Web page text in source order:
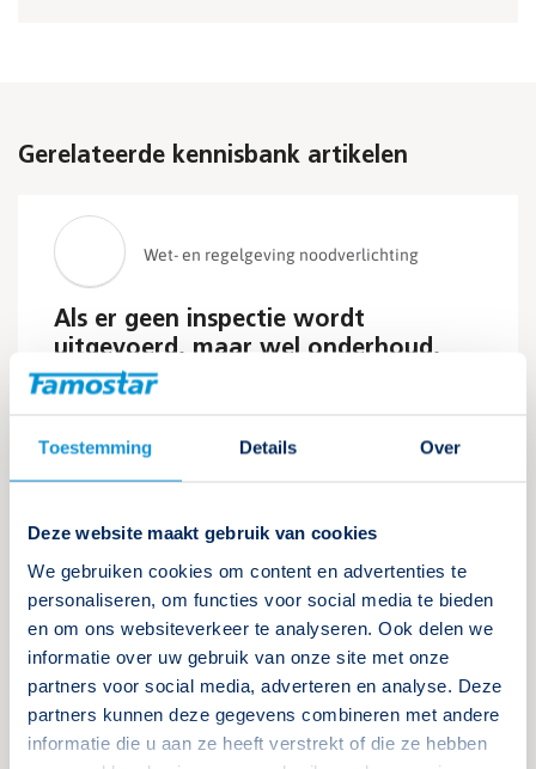
Toestemming Details Over
Deze website maakt gebruik van cookies
We gebruiken cookies om content en advertenties te
personaliseren, om functies voor social media te bieden
en om ons websiteverkeer te analyseren. Ook delen we
informatie over uw gebruik van onze site met onze
partners voor social media, adverteren en analyse. Deze
partners kunnen deze gegevens combineren met andere
informatie die u aan ze heeft verstrekt of die ze hebben
Gerelateerde kennisbank artikelen
Wet- en regelgeving noodverlichting
Als er geen inspectie wordt
uitgevoerd, maar wel onderhoud,
voldoe ik dan aan mijn
Vanuit de wetgeving moet de
noodverlichtingsinstallatie zowel onderhouden als
voldoende. Lees meer
Lees verder
Wet- en regelgeving noodverlichting